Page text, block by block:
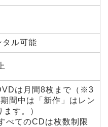
ル可能
は月間8枚まで（※3
間中は「新作」はレン
す。）
べてのCDは枚数制限